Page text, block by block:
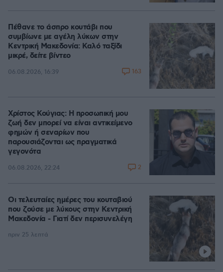
Πέθανε το άσπρο κουτάβι που
συμβίωνε με αγέλη λύκων στην
Κεντρική Μακεδονία: Καλό ταξίδι
μικρέ, δείτε βίντεο
06.08.2026, 16:39 163
Χρίστος Κούγιας: Η προσωπική μου
ζωή δεν μπορεί να είναι αντικείμενο
φημών ή σεναρίων που
παρουσιάζονται ως πραγματικά
γεγονότα
06.08.2026, 22:24 2
Οι τελευταίες ημέρες του κουταβιού
που ζούσε με λύκους στην Κεντρική
Μακεδονία - Γιατί δεν περισυνελέγη
πριν 25 λεπτά